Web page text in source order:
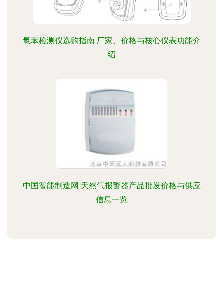
氯苯检测仪选购指南 厂家、价格与核心仪表功能介
绍
中国智能制造网 天然气报警器产品批发价格与供应
信息一览